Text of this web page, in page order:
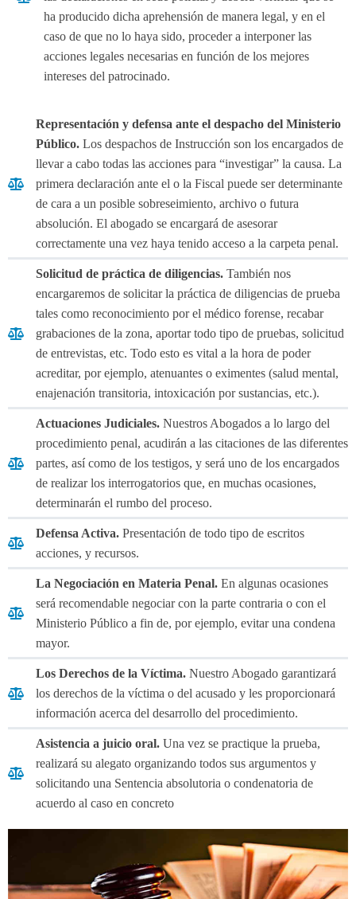
ha producido dicha aprehensión de manera legal, y en el
caso de que no lo haya sido, proceder a interponer las
acciones legales necesarias en función de los mejores
intereses del patrocinado.
Representación y defensa ante el despacho del Ministerio
Público. Los despachos de Instrucción son los encargados de
llevar a cabo todas las acciones para “investigar” la causa. La
primera declaración ante el o la Fiscal puede ser determinante
de cara a un posible sobreseimiento, archivo o futura
absolución. El abogado se encargará de asesorar
correctamente una vez haya tenido acceso a la carpeta penal.
Solicitud de práctica de diligencias. También nos
encargaremos de solicitar la práctica de diligencias de prueba
tales como reconocimiento por el médico forense, recabar
grabaciones de la zona, aportar todo tipo de pruebas, solicitud
de entrevistas, etc. Todo esto es vital a la hora de poder
acreditar, por ejemplo, atenuantes o eximentes (salud mental,
enajenación transitoria, intoxicación por sustancias, etc.).
Actuaciones Judiciales. Nuestros Abogados a lo largo del
procedimiento penal, acudirán a las citaciones de las diferentes
partes, así como de los testigos, y será uno de los encargados
de realizar los interrogatorios que, en muchas ocasiones,
determinarán el rumbo del proceso.
Defensa Activa. Presentación de todo tipo de escritos
acciones, y recursos.
La Negociación en Materia Penal. En algunas ocasiones
será recomendable negociar con la parte contraria o con el
Ministerio Público a fin de, por ejemplo, evitar una condena
mayor.
Los Derechos de la Víctima. Nuestro Abogado garantizará
los derechos de la víctima o del acusado y les proporcionará
información acerca del desarrollo del procedimiento.
Asistencia a juicio oral. Una vez se practique la prueba,
realizará su alegato organizando todos sus argumentos y
solicitando una Sentencia absolutoria o condenatoria de
acuerdo al caso en concreto